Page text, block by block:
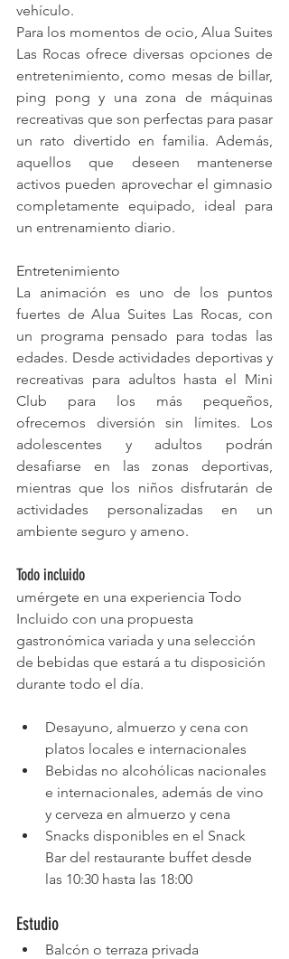
vehículo.
Para los momentos de ocio, Alua Suites
Las Rocas ofrece diversas opciones de
entretenimiento, como mesas de billar,
ping pong y una zona de máquinas
recreativas que son perfectas para pasar
un rato divertido en familia. Además,
aquellos que deseen mantenerse
activos pueden aprovechar el gimnasio
completamente equipado, ideal para
un entrenamiento diario.
Entretenimiento
La animación es uno de los puntos
fuertes de Alua Suites Las Rocas, con
un programa pensado para todas las
edades. Desde actividades deportivas y
recreativas para adultos hasta el Mini
Club para los más pequeños,
ofrecemos diversión sin límites. Los
adolescentes y adultos podrán
desafiarse en las zonas deportivas,
mientras que los niños disfrutarán de
actividades personalizadas en un
ambiente seguro y ameno.
Todo incluido
umérgete en una experiencia Todo
Incluido con una propuesta
gastronómica variada y una selección
de bebidas que estará a tu disposición
durante todo el día.
Desayuno, almuerzo y cena con
platos locales e internacionales
Bebidas no alcohólicas nacionales
e internacionales, además de vino
y cerveza en almuerzo y cena
Snacks disponibles en el Snack
Bar del restaurante buffet desde
las 10:30 hasta las 18:00
Estudio
Balcón o terraza privada